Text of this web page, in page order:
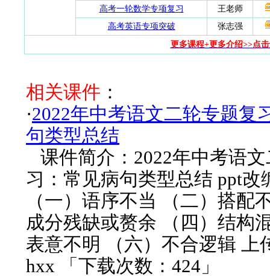
相关课件 ：
·2022年中考语文二轮专题复
句类型总结
课件简介：2022年中考语
习：常见病句类型总结 ppt改
（一）语序不当 （二）搭配
成分残缺或赘余 （四）结构
表意不明 （六）不合逻辑 上
hxx 「下载次数：424」